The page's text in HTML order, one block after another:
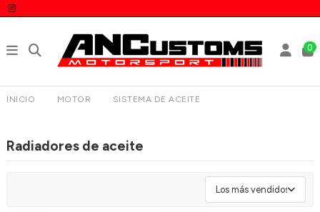
0
INICIO MOTOR
SISTEMA DE ACEITE
Radiadores de aceite
Los más vendidos